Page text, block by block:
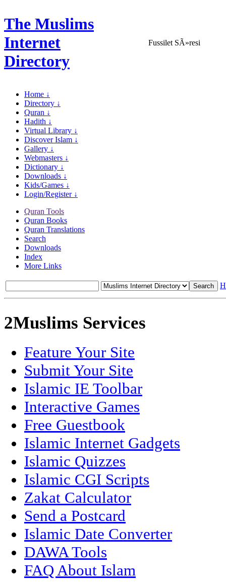
The Muslims
Internet
Directory
Fussilet SÃ»resi
Home ↓
Directory ↓
Quran ↓
Hadith ↓
Virtual Library ↓
Discover Islam ↓
Gallery ↓
Webmasters ↓
Dictionary ↓
Downloads ↓
Kids/Games ↓
Login/Register ↓
Quran Tools
Quran Books
Quran Translations
Search
Downloads
Index
More Links
2Muslims Services
Feature Your Site
Submit Your Site
Islamic IE Toolbar
Interactive Games
Free Guestbook
Islamic Internet Gadgets
Islamic Quizzes
Islamic CGI Scripts
Zakat Calculator
Send a Postcard
Islamic Date Converter
DAWA Tools
FAQ About Islam